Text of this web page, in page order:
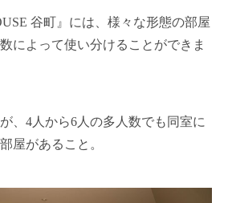
谷町』には、様々な形態の部屋
によって使い分けることができま
、4人から6人の多人数でも同室に
屋があること。